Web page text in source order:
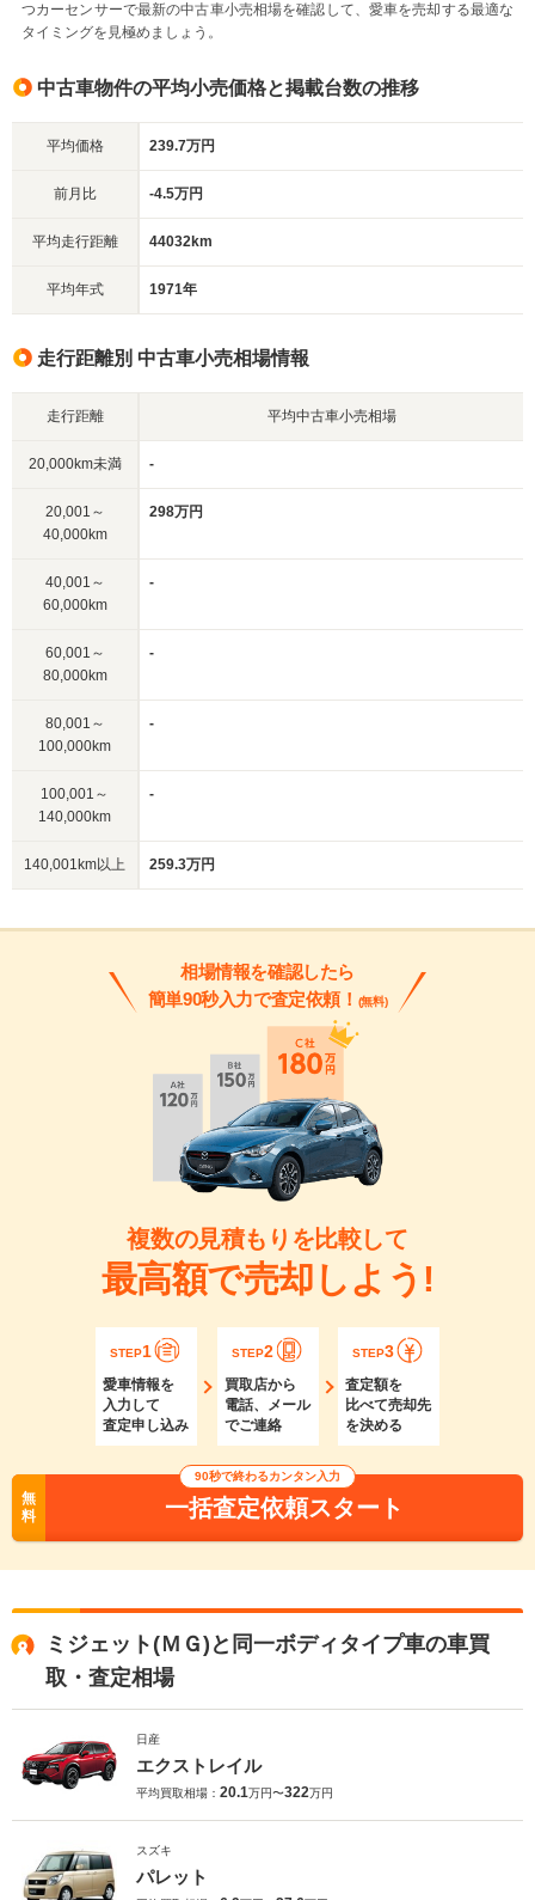
つカーセンサーで最新の中古車小売相場を確認して、愛車を売却する最適な
タイミングを見極めましょう。
中古車物件の平均小売価格と掲載台数の推移
平均価格 239.7万円
前月比 -4.5万円
平均走行距離 44032km
平均年式 1971年
走行距離別 中古車小売相場情報
走行距離 平均中古車小売相場
20,000km未満 -
20,001～
40,000km
298万円
40,001～
60,000km
-
60,001～
80,000km
-
80,001～
100,000km
-
100,001～
140,000km
-
140,001km以上 259.3万円
相場情報を確認したら
簡単90秒入力で査定依頼！ (無料)
複数の見積もりを比較して
最高額で売却しよう!
STEP1
愛車情報を
入力して
査定申し込み
STEP2
買取店から
電話、メール
でご連絡
STEP3
査定額を
比べて売却先
を決める
無
料
90秒で終わるカンタン入力
一括査定依頼スタート
ミジェット(ＭＧ)と同一ボディタイプ車の車買
取・査定相場
日産
エクストレイル
平均買取相場： 20.1万円〜322万円
スズキ
パレット